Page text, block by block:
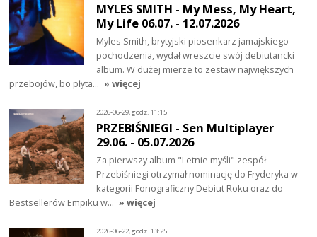
MYLES SMITH - My Mess, My Heart,
My Life 06.07. - 12.07.2026
Myles Smith, brytyjski piosenkarz jamajskiego
pochodzenia, wydał wreszcie swój debiutancki
album. W dużej mierze to zestaw największych
przebojów, bo płyta… » więcej
2026-06-29, godz. 11:15
PRZEBIŚNIEGI - Sen Multiplayer
29.06. - 05.07.2026
Za pierwszy album "Letnie myśli" zespół
Przebiśniegi otrzymał nominację do Fryderyka w
kategorii Fonograficzny Debiut Roku oraz do
Bestsellerów Empiku w… » więcej
2026-06-22, godz. 13:25